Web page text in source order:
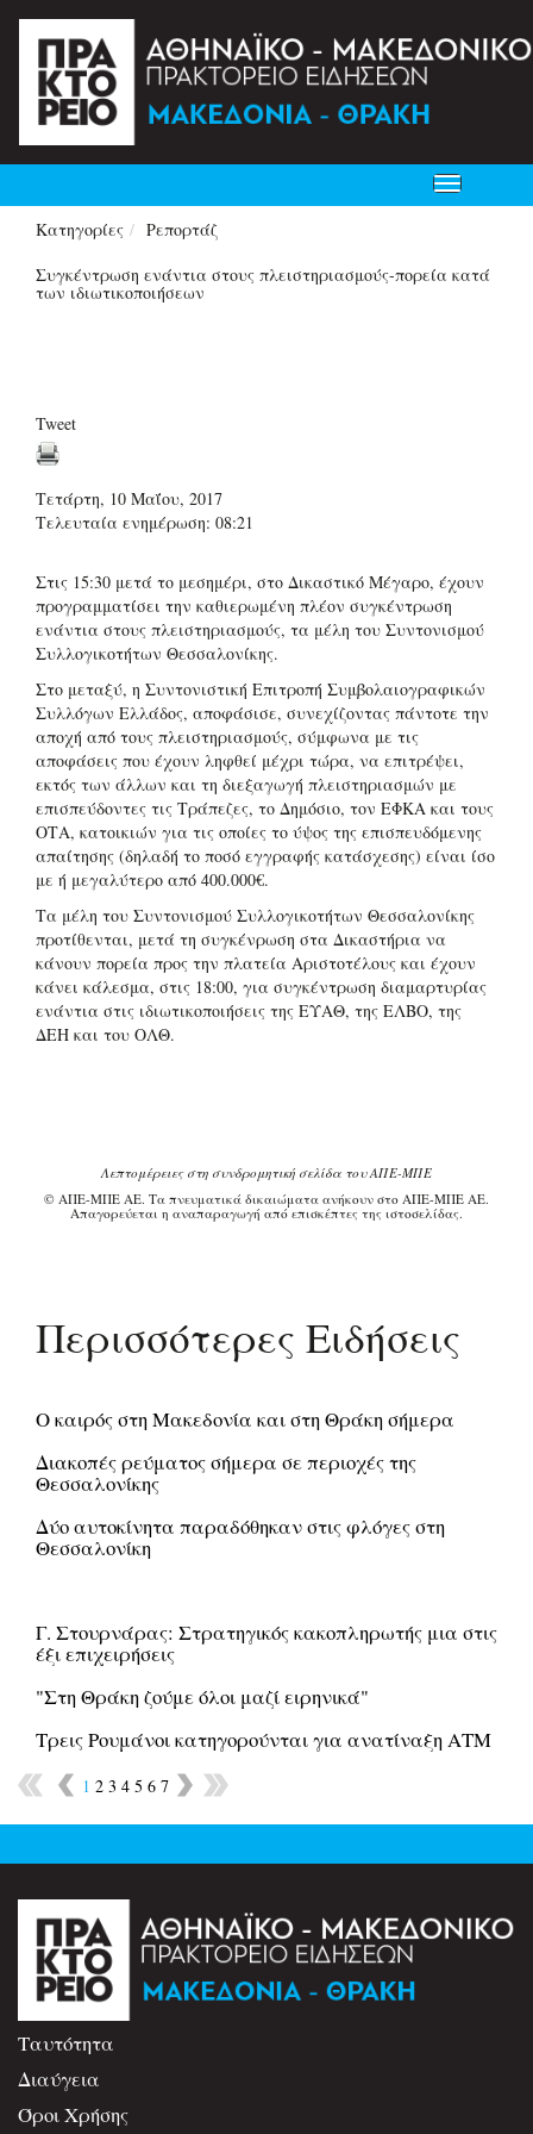
Toggle
navigation
Κατηγορίες
Ρεπορτάζ
Συγκέντρωση ενάντια στους πλειστηριασμούς-πορεία κατά
των ιδιωτικοποιήσεων
Tweet
Τετάρτη, 10 Μαΐου, 2017
Τελευταία ενημέρωση: 08:21
Στις 15:30 μετά το μεσημέρι, στο Δικαστικό Μέγαρο, έχουν
προγραμματίσει την καθιερωμένη πλέον συγκέντρωση
ενάντια στους πλειστηριασμούς, τα μέλη του Συντονισμού
Συλλογικοτήτων Θεσσαλονίκης.
Στο μεταξύ, η Συντονιστική Επιτροπή Συμβολαιογραφικών
Συλλόγων Ελλάδος, αποφάσισε, συνεχίζοντας πάντοτε την
αποχή από τους πλειστηριασμούς, σύμφωνα με τις
αποφάσεις που έχουν ληφθεί μέχρι τώρα, να επιτρέψει,
εκτός των άλλων και τη διεξαγωγή πλειστηριασμών με
επισπεύδοντες τις Τράπεζες, το Δημόσιο, τον ΕΦΚΑ και τους
ΟΤΑ, κατοικιών για τις οποίες το ύψος της επισπευδόμενης
απαίτησης (δηλαδή το ποσό εγγραφής κατάσχεσης) είναι ίσο
με ή μεγαλύτερο από 400.000€.
Τα μέλη του Συντονισμού Συλλογικοτήτων Θεσσαλονίκης
προτίθενται, μετά τη συγκένρωση στα Δικαστήρια να
κάνουν πορεία προς την πλατεία Αριστοτέλους και έχουν
κάνει κάλεσμα, στις 18:00, για συγκέντρωση διαμαρτυρίας
ενάντια στις ιδιωτικοποιήσεις της ΕΥΑΘ, της ΕΛΒΟ, της
ΔΕΗ και του ΟΛΘ.
Λεπτομέρειες στη συνδρομητική σελίδα του ΑΠΕ-ΜΠΕ
© ΑΠΕ-ΜΠΕ ΑΕ. Τα πνευματικά δικαιώματα ανήκουν στο ΑΠΕ-ΜΠΕ ΑΕ.
Απαγορεύεται η αναπαραγωγή από επισκέπτες της ιστοσελίδας.
Περισσότερες Ειδήσεις
Ο καιρός στη Μακεδονία και στη Θράκη σήμερα
Διακοπές ρεύματος σήμερα σε περιοχές της
Θεσσαλονίκης
Δύο αυτοκίνητα παραδόθηκαν στις φλόγες στη
Θεσσαλονίκη
Γ. Στουρνάρας: Στρατηγικός κακοπληρωτής μια στις
έξι επιχειρήσεις
"Στη Θράκη ζούμε όλοι μαζί ειρηνικά"
Τρεις Ρουμάνοι κατηγορούνται για ανατίναξη ΑΤΜ
1 2 3 4 5 6 7
Ταυτότητα
Διαύγεια
Όροι Χρήσης